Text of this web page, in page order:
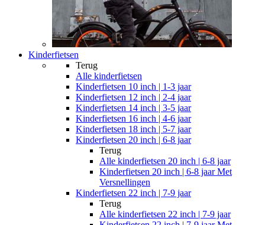
Kinderfietsen
Terug
Alle kinderfietsen
Kinderfietsen 10 inch | 1-3 jaar
Kinderfietsen 12 inch | 2-4 jaar
Kinderfietsen 14 inch | 3-5 jaar
Kinderfietsen 16 inch | 4-6 jaar
Kinderfietsen 18 inch | 5-7 jaar
Kinderfietsen 20 inch | 6-8 jaar
Terug
Alle kinderfietsen 20 inch | 6-8 jaar
Kinderfietsen 20 inch | 6-8 jaar Met
Versnellingen
Kinderfietsen 22 inch | 7-9 jaar
Terug
Alle kinderfietsen 22 inch | 7-9 jaar